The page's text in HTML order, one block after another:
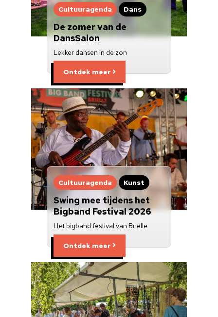
Cultuuragenda Dans
De zomer van de
DansSalon
Lekker dansen in de zon
Ontdek meer
Cultuuragenda Kunst
Swing mee tijdens het
Bigband Festival 2026
Het bigband festival van Brielle
Ontdek meer